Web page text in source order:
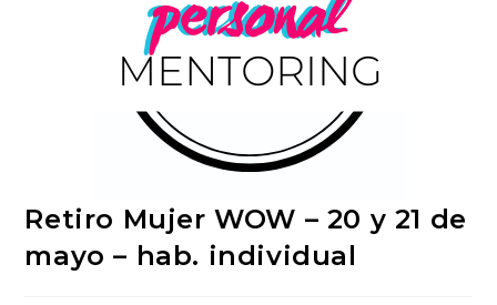
Retiro Mujer WOW – 20 y 21 de
mayo – hab. individual